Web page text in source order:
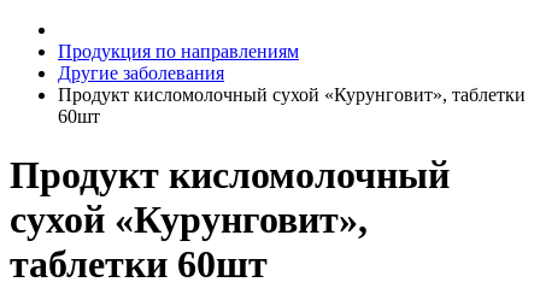
Продукция по направлениям
Другие заболевания
Продукт кисломолочный сухой «Курунговит», таблетки
60шт
Продукт кисломолочный
сухой «Курунговит»,
таблетки 60шт